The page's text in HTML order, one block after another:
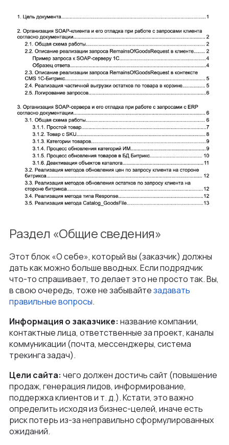
Раздел «Общие сведения»
Этот блок «О себе», который вы (заказчик) должны
дать как можно больше вводных. Если подрядчик
что-то спрашивает, то делает это не просто так. Вы,
в свою очередь, тоже не забывайтезадавать
правильные вопросы.
Информация о заказчике: название компании,
контактные лица, ответственные за проект, каналы
коммуникации (почта, мессенджеры, система
трекинга задач).
Цели сайта: чего должен достичь сайт (повышение
продаж, генерация лидов, информирование,
поддержка клиентов и т. д.). Кстати, это важно
определить исходя из бизнес-целей, иначе есть
риск потерь из-за неправильно сформулированных
ожиданий.